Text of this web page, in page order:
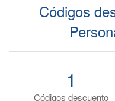
Códigos
Códigos descuento
1